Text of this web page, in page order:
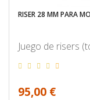
RISER 28 MM PARA
Juego de risers
95,00 €